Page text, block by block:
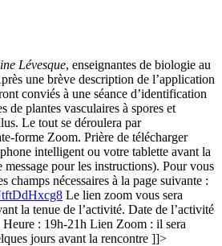
Lévesque, enseignantes de biologie au
une brève description de l’application
conviés à une séance d’identification
de plantes vasculaires à spores et
Le tout se déroulera par
forme Zoom. Prière de télécharger
intelligent ou votre tablette avant la
pour les instructions). Pour vous
champs nécessaires à la page suivante :
Le lien zoom vous sera
la tenue de l’activité. Date de l’activité
Heure : 19h-21h Lien Zoom : il sera
jours avant la rencontre ]]>